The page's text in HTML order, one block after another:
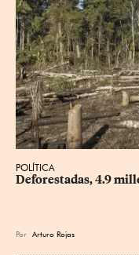
POLÍTICA
Deforestadas, 4.9
Por Arturo Rojas